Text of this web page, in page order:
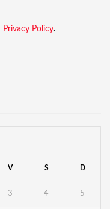
Privacy Policy.
V S D
3 4 5